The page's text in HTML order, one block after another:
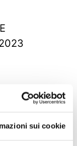
sui cookie
ALLE